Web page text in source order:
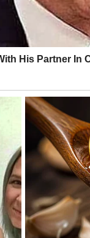
sa osobom
i prilike
raspoloženje.